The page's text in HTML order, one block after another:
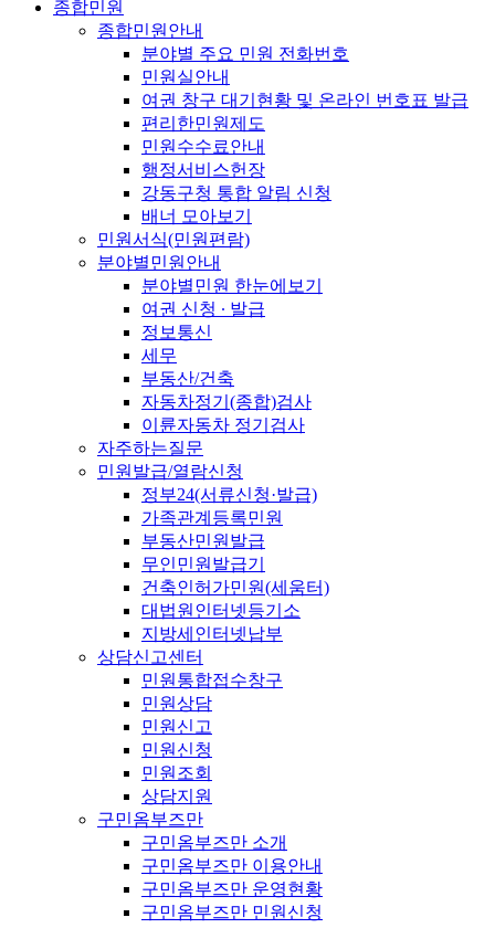
종합민원
종합민원안내
분야별 주요 민원 전화번호
민원실안내
여권 창구 대기현황 및 온라인 번호표 발급
편리한민원제도
민원수수료안내
행정서비스헌장
강동구청 통합 알림 신청
배너 모아보기
민원서식(민원편람)
분야별민원안내
분야별민원 한눈에보기
여권 신청 ∙ 발급
정보통신
세무
부동산/건축
자동차정기(종합)검사
이륜자동차 정기검사
자주하는질문
민원발급/열람신청
정부24(서류신청·발급)
가족관계등록민원
부동산민원발급
무인민원발급기
건축인허가민원(세움터)
대법원인터넷등기소
지방세인터넷납부
상담신고센터
민원통합접수창구
민원상담
민원신고
민원신청
민원조회
상담지원
구민옴부즈만
구민옴부즈만 소개
구민옴부즈만 이용안내
구민옴부즈만 운영현황
구민옴부즈만 민원신청